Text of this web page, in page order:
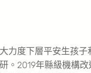
度下層平安生孩子
。2019年縣級機構